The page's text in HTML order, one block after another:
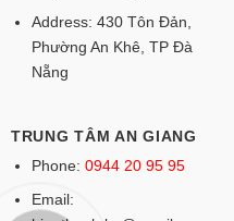
Address: 430 Tôn Đản,
Phường An Khê, TP Đà
Nẵng
TRUNG TÂM AN GIANG
Phone: 0944 20 95 95
Email: